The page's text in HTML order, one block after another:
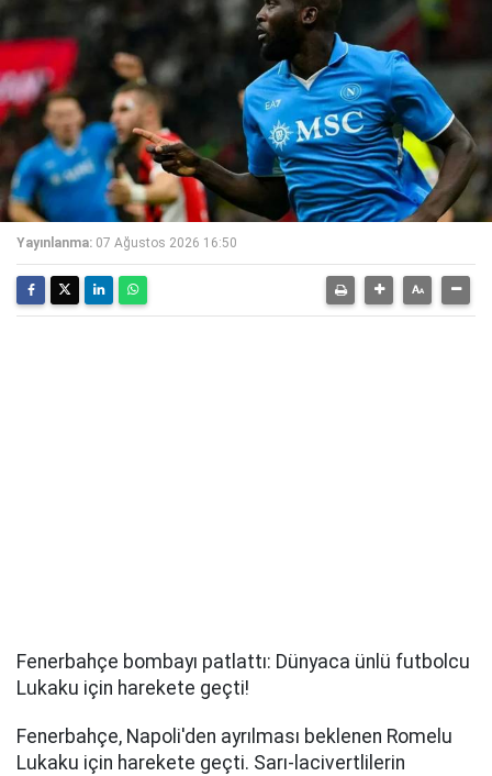
Yayınlanma: 07 Ağustos 2026 16:50
Fenerbahçe bombayı patlattı: Dünyaca ünlü futbolcu
Lukaku için harekete geçti!
Fenerbahçe, Napoli'den ayrılması beklenen Romelu
Lukaku için harekete geçti. Sarı-lacivertlilerin